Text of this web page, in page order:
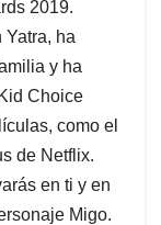
2019.
ha
y ha
Choice
como el
de Netflix.
en ti y en
Migo.